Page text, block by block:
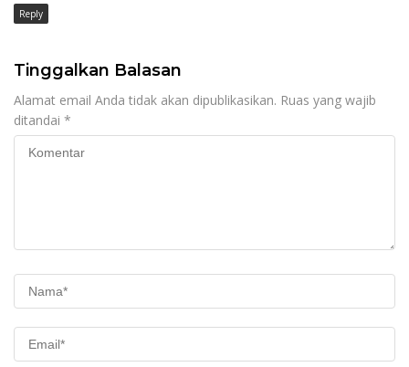
Reply
Tinggalkan Balasan
Alamat email Anda tidak akan dipublikasikan. Ruas yang wajib
ditandai *